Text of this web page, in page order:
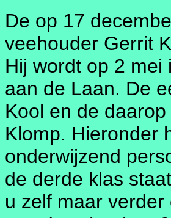
De op 17
veehouder Gerrit
Hij wordt op 2
aan de Laan. De
Kool en de
Klomp. Hieronder
onderwijzend
de derde klas
u zelf maar